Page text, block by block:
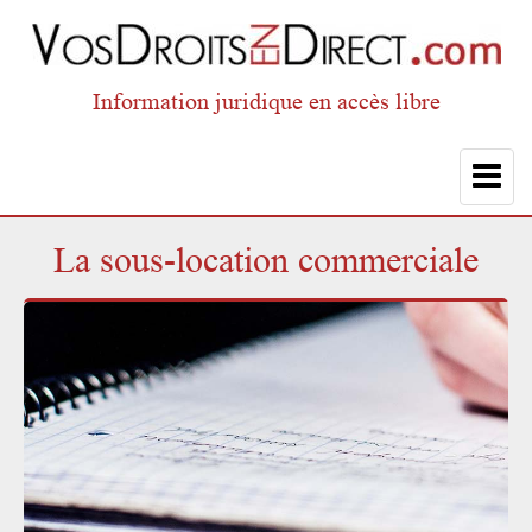
Information juridique en accès libre
Toggle
La sous-location commerciale